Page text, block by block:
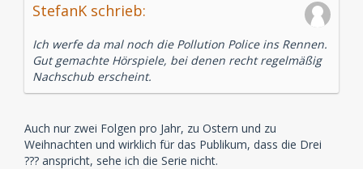
StefanK schrieb:
Ich werfe da mal noch die Pollution Police ins Rennen.
Gut gemachte Hörspiele, bei denen recht regelmäßig
Nachschub erscheint.
Auch nur zwei Folgen pro Jahr, zu Ostern und zu
Weihnachten und wirklich für das Publikum, dass die Drei
??? anspricht, sehe ich die Serie nicht.